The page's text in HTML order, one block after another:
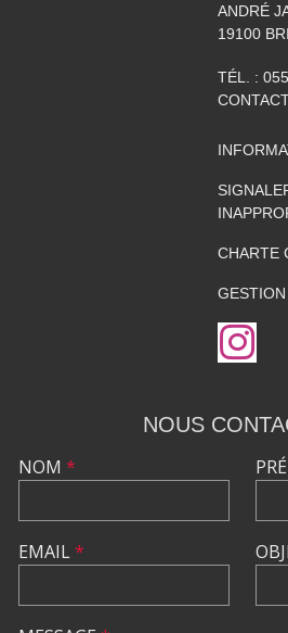
ANDRÉ
19100
TÉL. :
CHARTE
NOUS
NOM *
EMAIL*